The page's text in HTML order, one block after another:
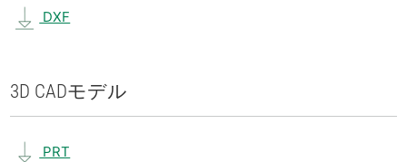
DXF
3D CADモデル
PRT